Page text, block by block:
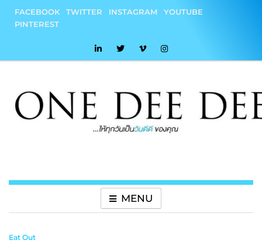
content
FACEBOOK TWITTER INSTAGRAM
YOUTUBE
PINTEREST
MENU
Eat Out